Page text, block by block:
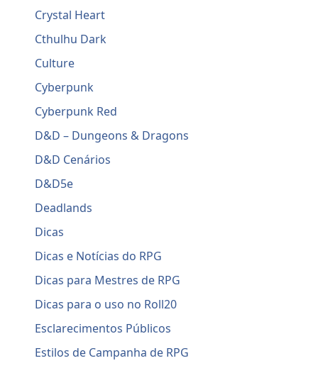
Crystal Heart
Cthulhu Dark
Culture
Cyberpunk
Cyberpunk Red
D&D – Dungeons & Dragons
D&D Cenários
D&D5e
Deadlands
Dicas
Dicas e Notícias do RPG
Dicas para Mestres de RPG
Dicas para o uso no Roll20
Esclarecimentos Públicos
Estilos de Campanha de RPG